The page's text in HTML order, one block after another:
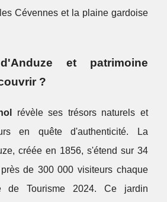
Cévennes et la plaine gardoise
et patrimoine
?
révèle ses trésors naturels et
en quête d'authenticité. La
créée en 1856, s'étend sur 34
de 300 000 visiteurs chaque
de Tourisme 2024. Ce jardin